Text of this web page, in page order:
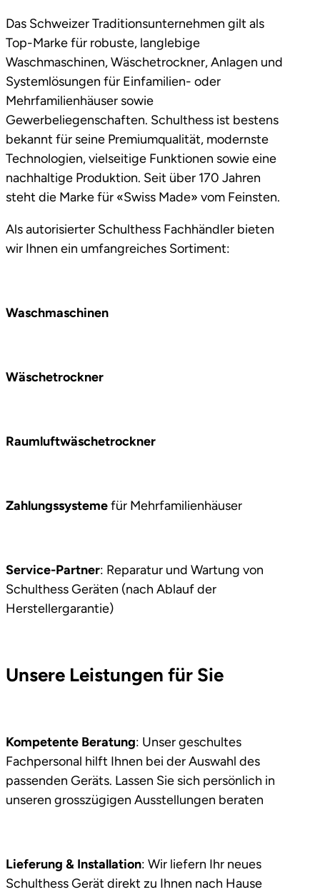
Das Schweizer Traditionsunternehmen gilt als
Top-Marke für robuste, langlebige
Waschmaschinen, Wäschetrockner, Anlagen und
Systemlösungen für Einfamilien- oder
Mehrfamilienhäuser sowie
Gewerbeliegenschaften. Schulthess ist bestens
bekannt für seine Premiumqualität, modernste
Technologien, vielseitige Funktionen sowie eine
nachhaltige Produktion. Seit über 170 Jahren
steht die Marke für «Swiss Made» vom Feinsten.
Als autorisierter Schulthess Fachhändler bieten
wir Ihnen ein umfangreiches Sortiment:
Waschmaschinen
Wäschetrockner
Raumluftwäschetrockner
Zahlungssystemefür Mehrfamilienhäuser
Service-Partner: Reparatur und Wartung von
Schulthess Geräten (nach Ablauf der
Herstellergarantie)
Unsere Leistungen für Sie
Kompetente Beratung: Unser geschultes
Fachpersonal hilft Ihnen bei der Auswahl des
passenden Geräts. Lassen Sie sich persönlich in
unseren grosszügigen Ausstellungen beraten
Lieferung & Installation: Wir liefern Ihr neues
Schulthess Gerät direkt zu Ihnen nach Hause